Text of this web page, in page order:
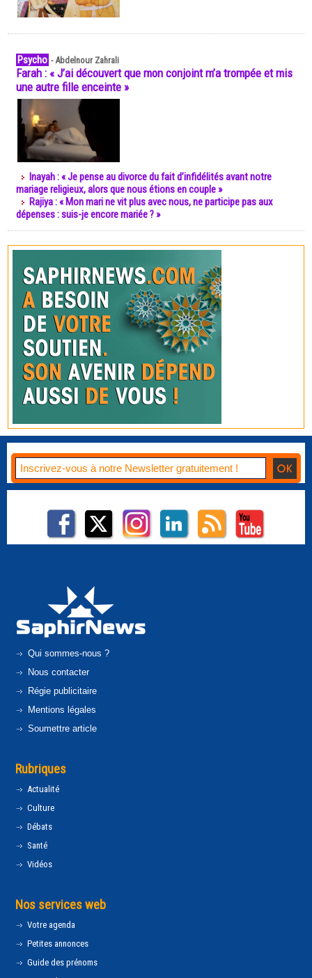
Psycho -Abdelnour Zahrali
Farah : « J’ai découvert que mon conjoint m’a trompée et mis
une autre fille enceinte »
Inayah : « Je pense au divorce du fait d’infidélités avant notre
mariage religieux, alors que nous étions en couple »
Rajiya : « Mon mari ne vit plus avec nous, ne participe pas aux
dépenses : suis-je encore mariée ? »
Qui sommes-nous ?
Nous contacter
Régie publicitaire
Mentions légales
Soumettre article
Rubriques
Actualité
Culture
Débats
Santé
Vidéos
Nos services web
Votre agenda
Petites annonces
Guide des prénoms